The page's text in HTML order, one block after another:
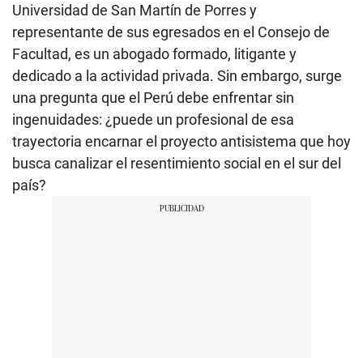
Universidad de San Martín de Porres y
representante de sus egresados en el Consejo de
Facultad, es un abogado formado, litigante y
dedicado a la actividad privada. Sin embargo, surge
una pregunta que el Perú debe enfrentar sin
ingenuidades: ¿puede un profesional de esa
trayectoria encarnar el proyecto antisistema que hoy
busca canalizar el resentimiento social en el sur del
país?